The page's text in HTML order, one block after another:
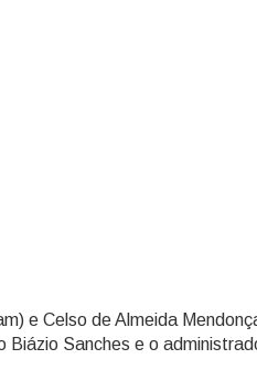
e Celso de Almeida
Sanches e o